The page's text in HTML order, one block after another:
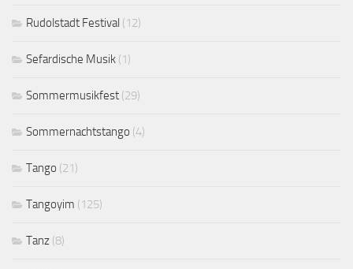
Rudolstadt Festival (12)
Sefardische Musik (1)
Sommermusikfest (29)
Sommernachtstango (4)
Tango (21)
Tangoyim (125)
Tanz (8)